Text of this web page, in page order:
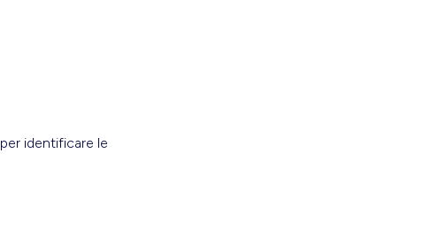
identificare le